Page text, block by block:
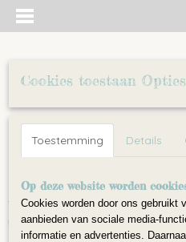
Inloggen Registreren
Home>Wol>Wol gekaard op
Wol
Cookies toestaan Opties
Toestemming Details
Op deze website worden
Cookies worden door ons gebruikt
aanbieden van sociale media-
informatie en advertenties.